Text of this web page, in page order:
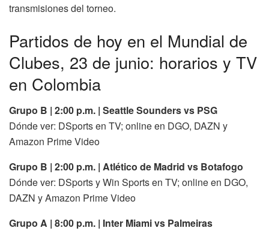
transmisiones del torneo.
Partidos de hoy en el Mundial de
Clubes, 23 de junio: horarios y TV
en Colombia
Grupo B | 2:00 p.m. | Seattle Sounders vs PSG
Dónde ver: DSports en TV; online en DGO, DAZN y
Amazon Prime Video
Grupo B | 2:00 p.m. | Atlético de Madrid vs Botafogo
Dónde ver: DSports y Win Sports en TV; online en DGO,
DAZN y Amazon Prime Video
Grupo A | 8:00 p.m. | Inter Miami vs Palmeiras